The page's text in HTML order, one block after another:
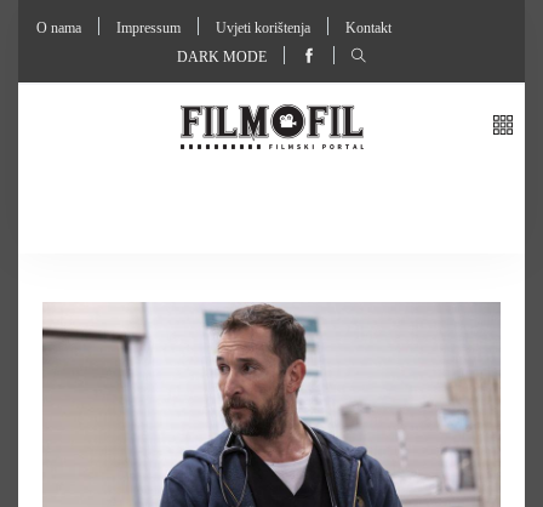
O nama Impressum Uvjeti korištenja
Kontakt
DARK MODE